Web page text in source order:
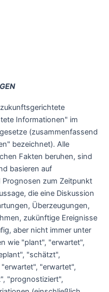
Informationen" im
(zusammenfassend
bezeichnet). Alle
Fakten beruhen, sind
basieren auf
zum Zeitpunkt
die eine Diskussion
Überzeugungen,
zukünftige Ereignisse
aber nicht immer unter
wie "plant", "erwartet",
"schätzt",
"erwartet",
"prognostiziert",